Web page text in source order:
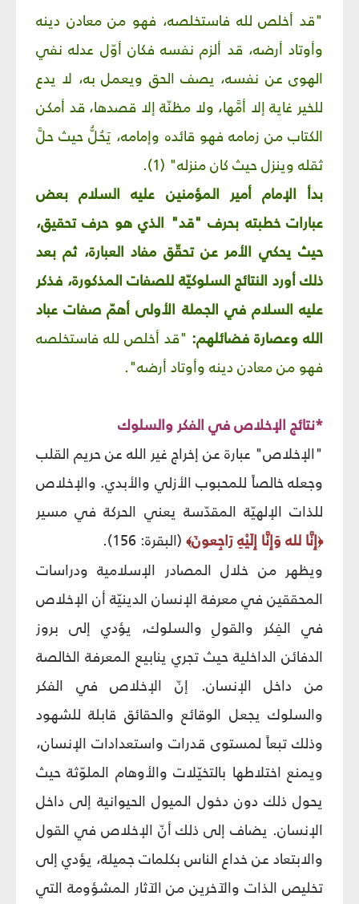
"قد أخلص لله فاستخلصه، فهو من معادن دينه
وأوتاد أرضه، قد ألزم نفسه فكان أوّل عدله نفي
الهوى عن نفسه، يصف الحق ويعمل به، لا يدع
للخير غاية إلا أمَّها، ولا مظنّة إلا قصدها، قد أمكن
الكتاب من زمامه فهو قائده وإمامه، يَحُلُّ حيث حلَّ
ثقله وينزل حيث كان منزله" (1).
بدأ الإمام أمير المؤمنين عليه السلام بعض
عبارات خطبته بحرف "قد" الذي هو حرف تحقيق،
حيث يحكي الأمر عن تحقّق مفاد العبارة، ثم بعد
ذلك أورد النتائج السلوكيّة للصفات المذكورة، فذكر
عليه السلام في الجملة الأولى أهمّ صفات عباد
الله وعصارة فضائلهم: "قد أخلص لله فاستخلصه
فهو من معادن دينه وأوتاد أرضه".
*نتائج الإخلاص في الفكر والسلوك
"الإخلاص" عبارة عن إخراج غير الله عن حريم القلب
وجعله خالصاً للمحبوب الأزلي والأبدي. والإخلاص
للذات الإلهيّة المقدّسة يعني الحركة في مسير
﴿إِنَّا لله وَإِنَّا إِلَيْهِ رَاجِعونَ﴾ (البقرة: 156).
ويظهر من خلال المصادر الإسلامية ودراسات
المحققين في معرفة الإنسان الدينيّة أن الإخلاص
في الفِكر والقولِ والسلوك، يؤدي إلى بروز
الدفائن الداخلية حيث تجري ينابيع المعرفة الخالصة
من داخل الإنسان. إنّ الإخلاص في الفكر
والسلوك يجعل الوقائع والحقائق قابلة للشهود
وذلك تبعاً لمستوى قدرات واستعدادات الإنسان،
ويمنع اختلاطها بالتخيّلات والأوهام الملوّثة حيث
يحول ذلك دون دخول الميول الحيوانية إلى داخل
الإنسان. يضاف إلى ذلك أنّ الإخلاص في القول
والابتعاد عن خداع الناس بكلمات جميلة، يؤدي إلى
تخليص الذات والآخرين من الآثار المشؤومة التي